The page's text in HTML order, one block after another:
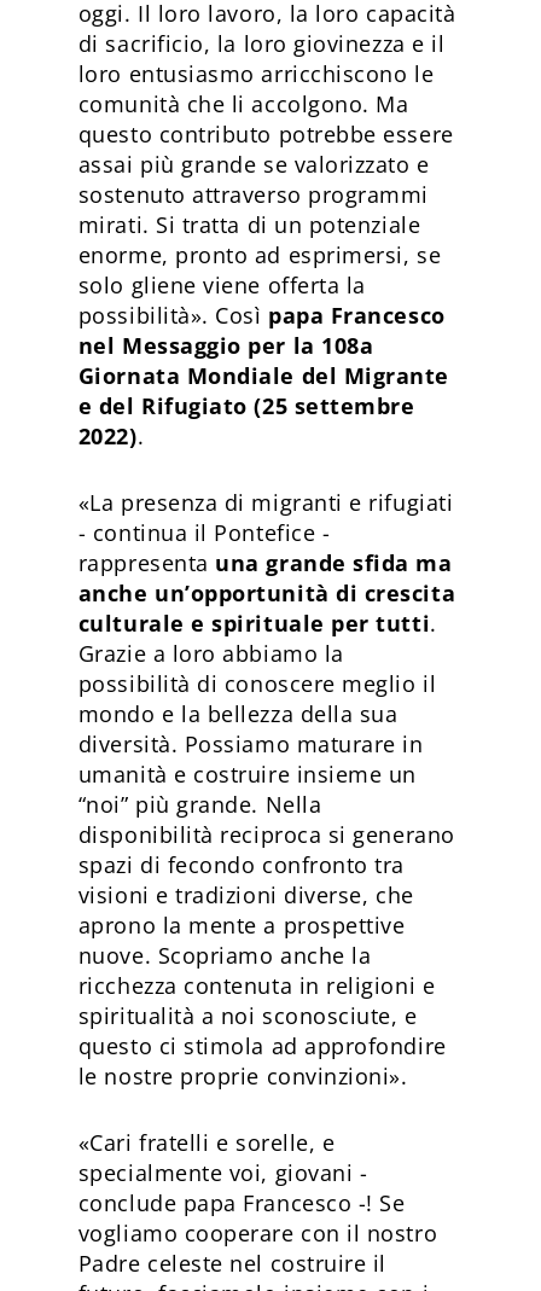
oggi. Il loro lavoro, la loro capacità
di sacrificio, la loro giovinezza e il
loro entusiasmo arricchiscono le
comunità che li accolgono. Ma
questo contributo potrebbe essere
assai più grande se valorizzato e
sostenuto attraverso programmi
mirati. Si tratta di un potenziale
enorme, pronto ad esprimersi, se
solo gliene viene offerta la
possibilità». Così papa Francesco
nel Messaggio per la 108a
Giornata Mondiale del Migrante
e del Rifugiato (25 settembre
2022).
«La presenza di migranti e rifugiati
- continua il Pontefice -
rappresenta una grande sfida ma
anche un’opportunità di crescita
culturale e spirituale per tutti.
Grazie a loro abbiamo la
possibilità di conoscere meglio il
mondo e la bellezza della sua
diversità. Possiamo maturare in
umanità e costruire insieme un
“noi” più grande. Nella
disponibilità reciproca si generano
spazi di fecondo confronto tra
visioni e tradizioni diverse, che
aprono la mente a prospettive
nuove. Scopriamo anche la
ricchezza contenuta in religioni e
spiritualità a noi sconosciute, e
questo ci stimola ad approfondire
le nostre proprie convinzioni».
«Cari fratelli e sorelle, e
specialmente voi, giovani -
conclude papa Francesco -! Se
vogliamo cooperare con il nostro
Padre celeste nel costruire il